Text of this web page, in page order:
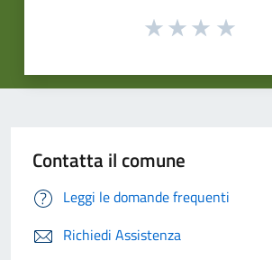
Contatta il comune
Leggi le domande frequenti
Richiedi Assistenza